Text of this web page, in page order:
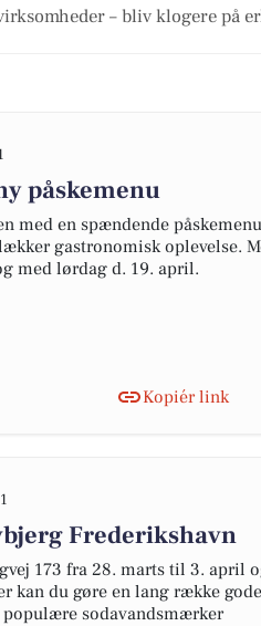
– bliv klogere på
påskemenu
med en spændende
gastronomisk oplevelse.
med lørdag d. 19. april.
Kopiér link
Frederikshavn
173 fra 28. marts til 3. april
kan du gøre en lang række
sodavandsmærker